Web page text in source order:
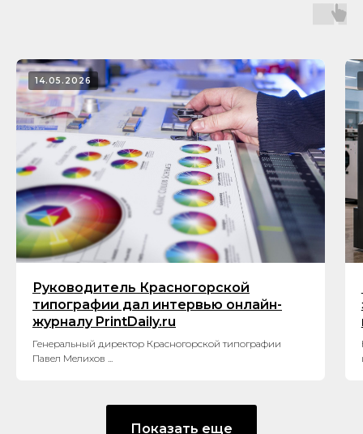
14.05.2026
Руководитель Красногорской
типографии дал интервью онлайн-
журналу PrintDaily.ru
Генеральный директор Красногорской типографии
Павел Мелихов ...
Показать еще